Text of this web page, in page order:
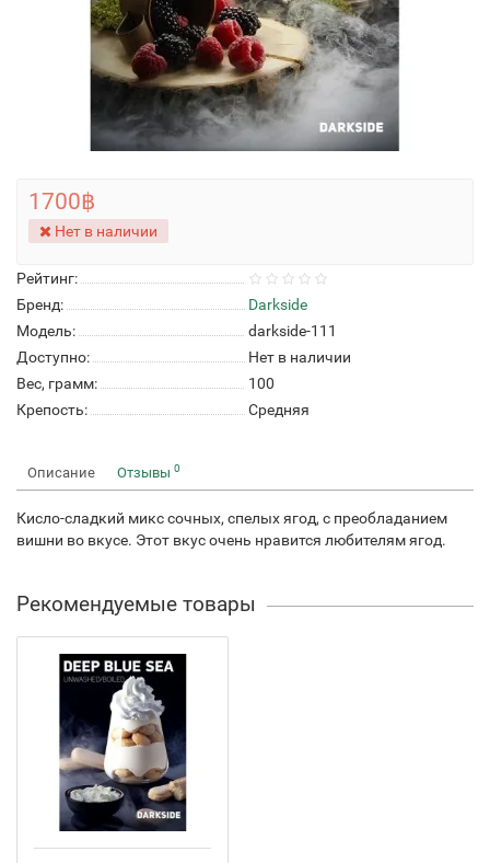
Рейтинг:
Бренд:
Darkside
Модель:
darkside-111
Доступно:
Нет в наличии
Вес, грамм:
100
Крепость:
Средняя
1700฿
Нет в наличии
Описание Отзывы 0
Кисло-сладкий микс сочных, спелых ягод, с преобладанием
вишни во вкусе. Этот вкус очень нравится любителям ягод.
Рекомендуемые товары